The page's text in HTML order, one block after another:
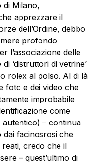
di Milano,
apprezzare il
dell’Ordine, debbo
profondo
l’associazione delle
‘distruttori di vetrine’
rolex al polso. Al di là
foto e dei video che
improbabile
come
– continua
dai facinosrosi che
reati, credo che il
– quest’ultimo di